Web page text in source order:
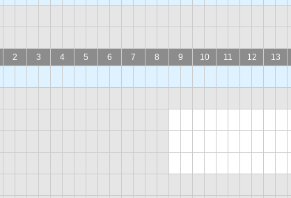
2 3 4 5 6 7 8 9 10 11 12 13